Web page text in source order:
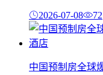
2026-07-08 72
中国预制房全球